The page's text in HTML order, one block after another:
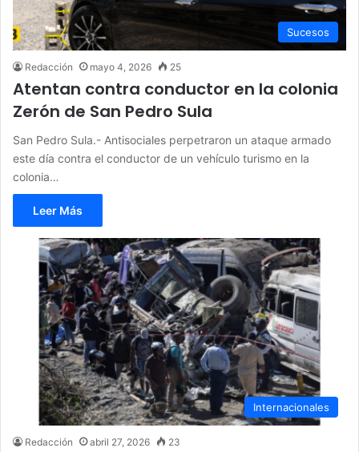
Sucesos
Redacción mayo 4, 2026 25
Atentan contra conductor en la colonia
Zerón de San Pedro Sula
San Pedro Sula.- Antisociales perpetraron un ataque armado
este día contra el conductor de un vehículo turismo en la
colonia…
Leer Más
Internacionales
Redacción abril 27, 2026 23